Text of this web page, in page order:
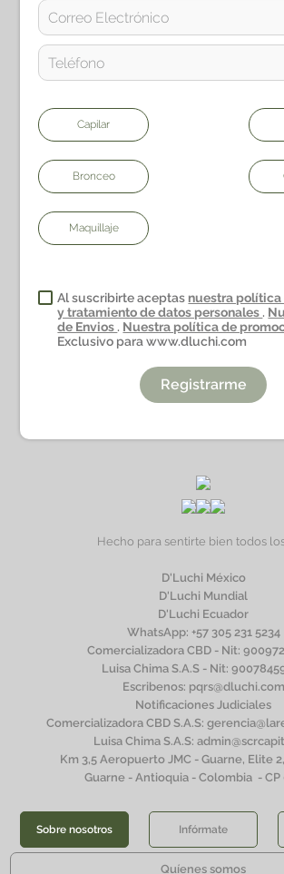
Capilar
Bronceo
Maquillaje
Al suscribirte aceptas nuestra
y tratamiento de datos personales .
de Envios . Nuestra política de
Exclusivo para www.dluchi.com
Registrarme
Hecho para sentirte bien todos
D'Luchi México
D'Luchi Mundial
D'Luchi Ecuador
WhatsApp: +57 305 231 5234
Comercializadora CBD - Nit:
Luisa Chima S.A.S - Nit:
Escribenos: pqrs@dluchi.com
Notificaciones Judiciales
Comercializadora CBD S.A.S:
Luisa Chima S.A.S:
Km 3,5 Aeropuerto JMC - Guarne, Elite
Guarne - Antioquia - Colombia  - CP
Sobre nosotros Infórmate
Quíenes somos